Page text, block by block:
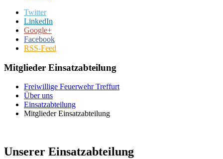
Twitter
LinkedIn
Google+
Facebook
RSS-Feed
Mitglieder Einsatzabteilung
Freiwillige Feuerwehr Treffurt
Über uns
Einsatzabteilung
Mitglieder Einsatzabteilung
Unserer Einsatzabteilung